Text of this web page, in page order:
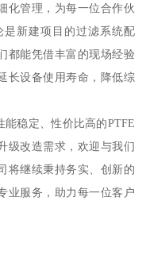
化管理，为每一位合作伙
新建项目的过滤系统配
都能凭借丰富的现场经验
长设备使用寿命，降低综
稳定、性价比高的PTFE
级改造需求，欢迎与我们
将继续秉持务实、创新的
业服务，助力每一位客户